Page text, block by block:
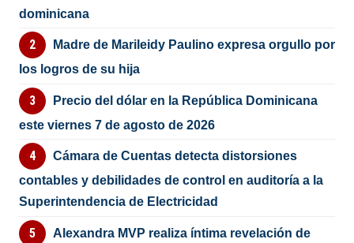
dominicana
Madre de Marileidy Paulino expresa orgullo por
los logros de su hija
Precio del dólar en la República Dominicana
este viernes 7 de agosto de 2026
Cámara de Cuentas detecta distorsiones
contables y debilidades de control en auditoría a la
Superintendencia de Electricidad
Alexandra MVP realiza íntima revelación de